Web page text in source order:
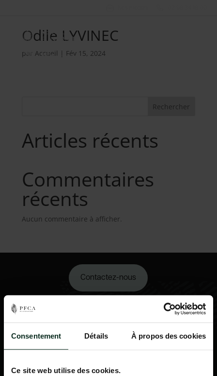
Consentement Détails À propos des cookies
Ce site web utilise des cookies.
Odile LYVINEC
par Accueil | Fév 15, 2024
Rechercher
Articles récents
Commentaires
récents
Aucun commentaire à afficher.
Contactez-nous